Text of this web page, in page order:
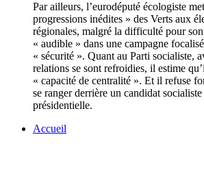
Par ailleurs, l’eurodéputé écologiste
progressions inédites » des Verts aux
régionales, malgré la difficulté pour son
« audible » dans une campagne
« sécurité ». Quant au Parti socialiste,
relations se sont refroidies, il estime
« capacité de centralité ». Et il refuse
se ranger derrière un candidat socialiste
présidentielle.
Accueil